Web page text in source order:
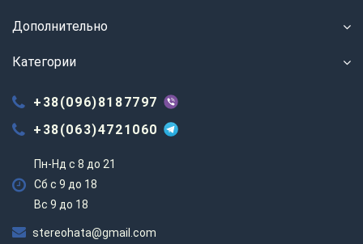
Дополнительно
Категории
+38(096)8187797
+38(063)4721060
Пн-Нд с 8 до 21
Сб с 9 до 18
Вс 9 до 18
stereohata@gmail.com